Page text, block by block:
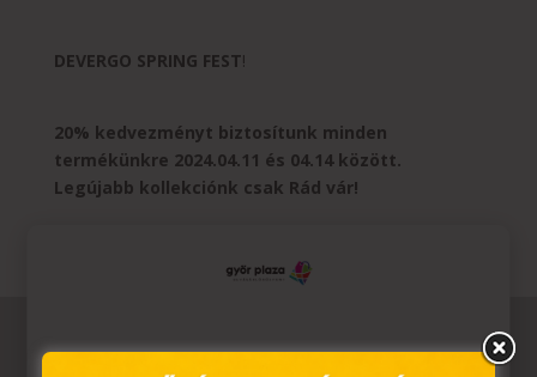
DEVERGO SPRING FEST!
20% kedvezményt biztosítunk minden
termékünkre 2024.04.11 és 04.14 között.
Legújabb kollekciónk csak Rád vár!
Ez az oldal sütiket használ